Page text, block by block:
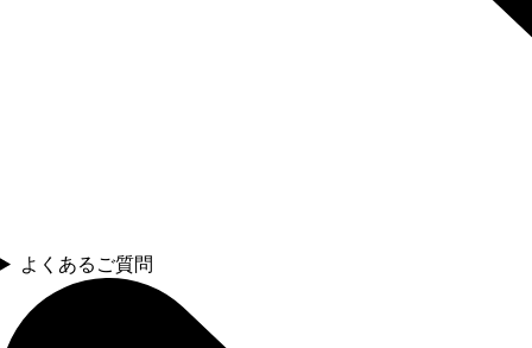
よくあるご質問